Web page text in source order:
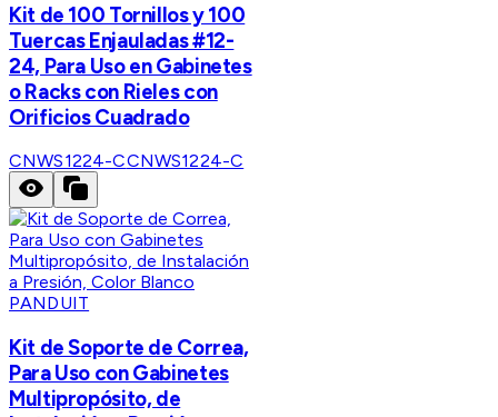
Kit de 100 Tornillos y 100
Tuercas Enjauladas #12-
24, Para Uso en Gabinetes
o Racks con Rieles con
Orificios Cuadrado
CNWS1224-CCNWS1224-C
PANDUIT
Kit de Soporte de Correa,
Para Uso con Gabinetes
Multipropósito, de